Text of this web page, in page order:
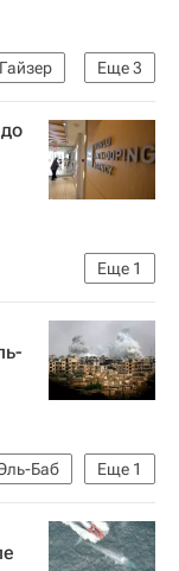
Еще3
Коми
Еще 1
Еще 1
Баб